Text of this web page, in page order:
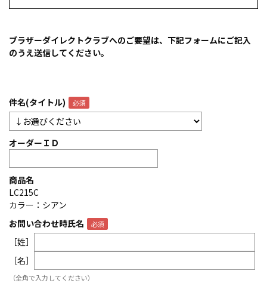
ブラザーダイレクトクラブへのご要望は、下記フォームにご記入
のうえ送信してください。
件名(タイトル)
オーダーＩＤ
商品名
LC215C
カラー：シアン
お問い合わせ時氏名
［姓］
［名］
（全角で入力してください）